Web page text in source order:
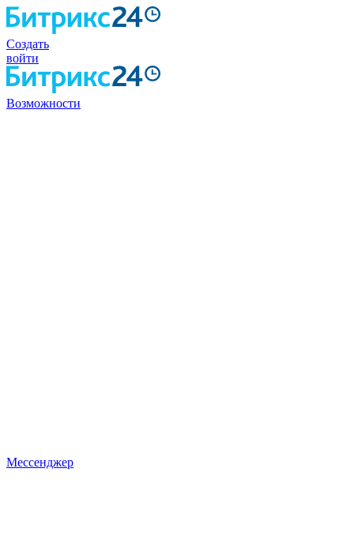
Создать
войти
Возможности
Мессенджер